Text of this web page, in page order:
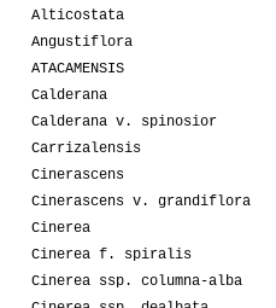
Alticostata
Angustiflora
ATACAMENSIS
Calderana
Calderana v. spinosior
Carrizalensis
Cinerascens
Cinerascens v. grandiflora
Cinerea
Cinerea f. spiralis
Cinerea ssp. columna-alba